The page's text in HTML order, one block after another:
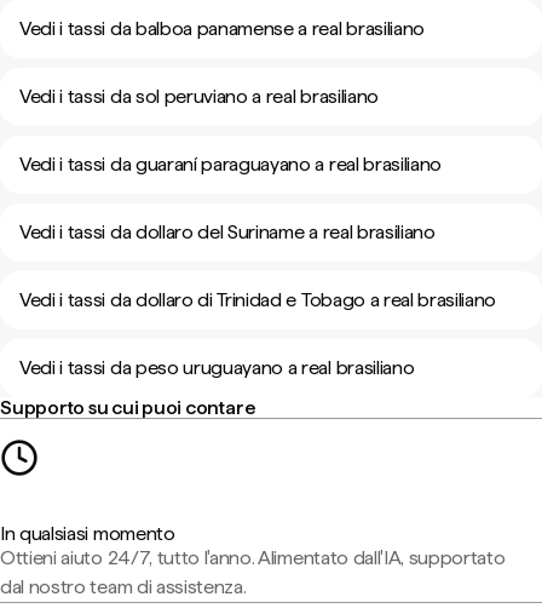
Vedi i tassi da balboa panamense a real brasiliano
Vedi i tassi da sol peruviano a real brasiliano
Vedi i tassi da guaraní paraguayano a real brasiliano
Vedi i tassi da dollaro del Suriname a real brasiliano
Vedi i tassi da dollaro di Trinidad e Tobago a real brasiliano
Vedi i tassi da peso uruguayano a real brasiliano
Supporto su cui puoi contare
In qualsiasi momento
Ottieni aiuto 24/7, tutto l'anno. Alimentato dall'IA, supportato
dal nostro team di assistenza.